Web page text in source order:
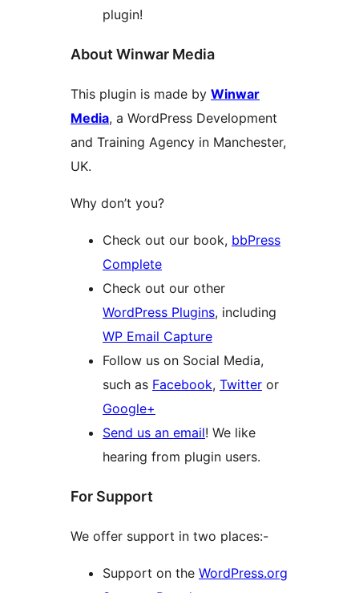
plugin!
About Winwar Media
This plugin is made by Winwar
Media, a WordPress Development
and Training Agency in Manchester,
UK.
Why don’t you?
Check out our book, bbPress
Complete
Check out our other
WordPress Plugins, including
WP Email Capture
Follow us on Social Media,
such as Facebook, Twitter or
Google+
Send us an email! We like
hearing from plugin users.
For Support
We offer support in two places:-
Support on the WordPress.org